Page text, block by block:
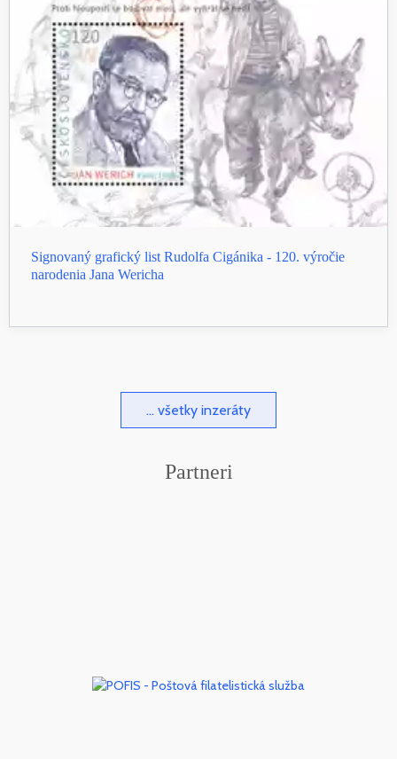
Signovaný grafický list Rudolfa Cigánika - 120. výročie
narodenia Jana Wericha
... všetky inzeráty
Partneri